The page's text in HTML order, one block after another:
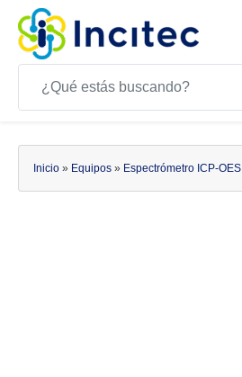
Buscar
Buscar
Inicio » Equipos » Espectrómetro ICP-OES